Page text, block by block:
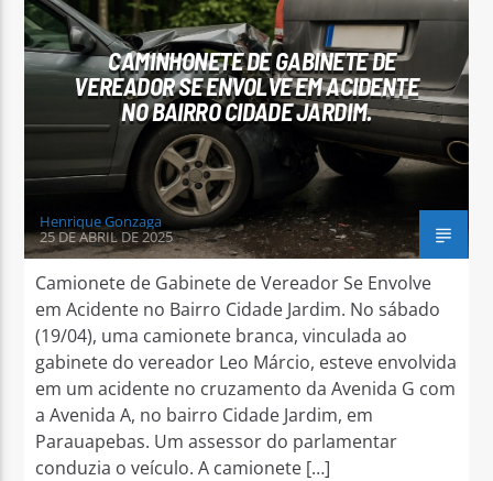
Arara Azul FM
CAMINHONETE DE GABINETE DE
VEREADOR SE ENVOLVE EM ACIDENTE
NO BAIRRO CIDADE JARDIM.
Henrique Gonzaga
25 DE ABRIL DE 2025
Camionete de Gabinete de Vereador Se Envolve
em Acidente no Bairro Cidade Jardim. No sábado
(19/04), uma camionete branca, vinculada ao
gabinete do vereador Leo Márcio, esteve envolvida
em um acidente no cruzamento da Avenida G com
a Avenida A, no bairro Cidade Jardim, em
Parauapebas. Um assessor do parlamentar
conduzia o veículo. A camionete […]